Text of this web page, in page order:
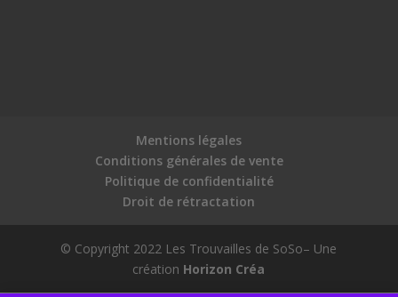
Mentions légales
Conditions générales de vente
Politique de confidentialité
Droit de rétractation
© Copyright 2022 Les Trouvailles de SoSo– Une
création Horizon Créa